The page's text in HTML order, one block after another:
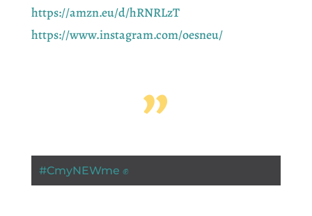
https://amzn.eu/d/hRNRLzT
https://www.instagram.com/oesneu/
”
#CmyNEWme ✊